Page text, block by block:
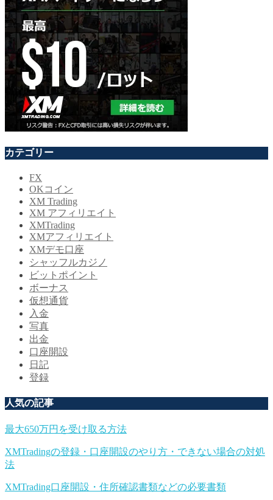
カテゴリー
FX
OKコイン
XM Trading
XM アフィリエイト
XMTrading
XMアフィリエイト
XMデモ口座
シャッフルカジノ
ビットポイント
ボーナス
仮想通貨
入金
写真
出金
口座開設
日記
登録
人気の記事
最大650万円を受け取る方法
XMTradingの登録・口座開設のやり方・できない場合の対処
法
XMTrading口座開設・住所確認書類などの必要書類